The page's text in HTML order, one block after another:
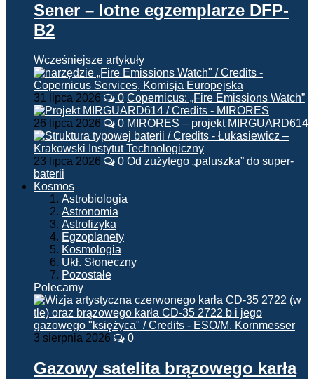
Sener – lotne egzemplarze DFP-
B2
Wcześniejsze artykuły
31 lipca 2026 0 Copernicus: „Fire Emissions Watch”
26 lipca 2026 0 MIRORES – projekt MIRGUARD614
23 lipca 2026 0 Od zużytego „paluszka” do super-
baterii
Kosmos
Astrobiologia
Astronomia
Astrofizyka
Egzoplanety
Kosmologia
Ukł. Słoneczny
Pozostałe
Polecamy
3 sierpnia 2026 0
Gazowy satelita brązowego karła